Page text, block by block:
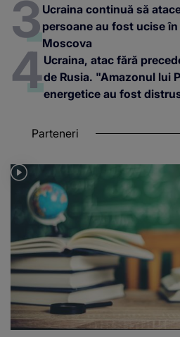
Ucraina continuă să
persoane au fost ucise
Moscova
Ucraina, atac fără
de Rusia. "Amazonul lui
energetice au fost
Parteneri